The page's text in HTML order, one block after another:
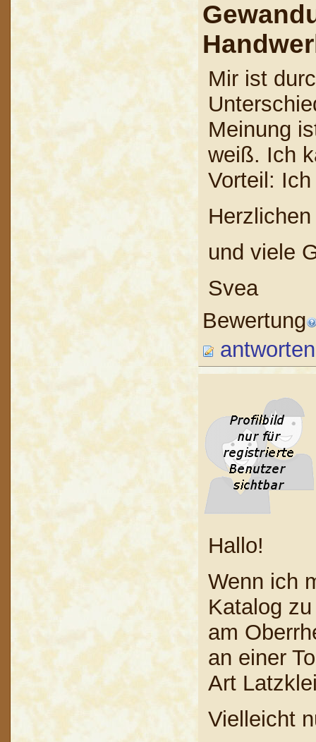
Mir ist
Meinung
weiß. Ich
Vorteil:
und viele
Svea
Bewertung
antworten
Hallo!
Wenn ich
Katalog
am
an einer
Art
Vielleicht